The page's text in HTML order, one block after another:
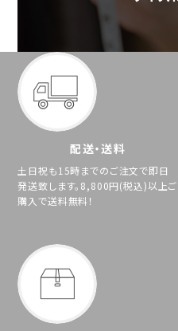
配送・送料
土日祝も15時までのご注文で即日
発送致します。8,800円(税込)以上ご
購入で送料無料！